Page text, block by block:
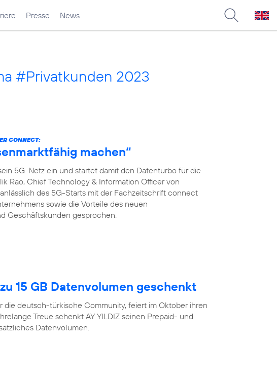
Presse News
#Privatkunden 2023
CONNECT:
machen“
5G-Netz ein und startet damit den Datenturbo für die
Rao, Chief Technology & Information Officer von
des 5G-Starts mit der Fachzeitschrift connect
sowie die Vorteile des neuen
Geschäftskunden gesprochen.
15 GB Datenvolumen geschenkt
die deutsch-türkische Community, feiert im Oktober ihren
Treue schenkt AY YILDIZ seinen Prepaid- und
Datenvolumen.